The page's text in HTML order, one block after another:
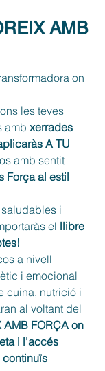
AMB
on
les teves
amb xerrades
A TU
amb sentit
Força al estil
i
el llibre
a nivell
i emocional
cuina, nutrició i
al voltant del
AMB FORÇA on
i l'accés